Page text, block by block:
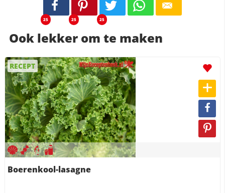
25 25 25
Ook lekker om te maken
RECEPT
Boerenkool-lasagne